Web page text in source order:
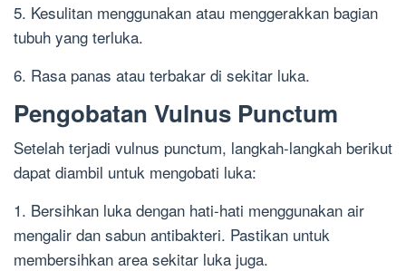
5. Kesulitan menggunakan atau menggerakkan bagian
tubuh yang terluka.
6. Rasa panas atau terbakar di sekitar luka.
Pengobatan Vulnus Punctum
Setelah terjadi vulnus punctum, langkah-langkah berikut
dapat diambil untuk mengobati luka:
1. Bersihkan luka dengan hati-hati menggunakan air
mengalir dan sabun antibakteri. Pastikan untuk
membersihkan area sekitar luka juga.